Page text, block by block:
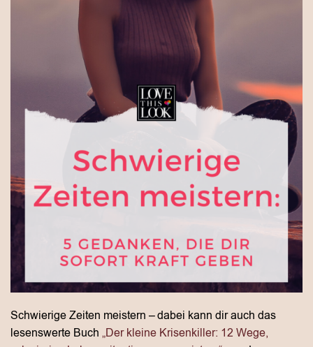
Schwierige Zeiten meistern – dabei kann dir auch das
lesenswerte Buch „Der kleine Krisenkiller: 12 Wege,